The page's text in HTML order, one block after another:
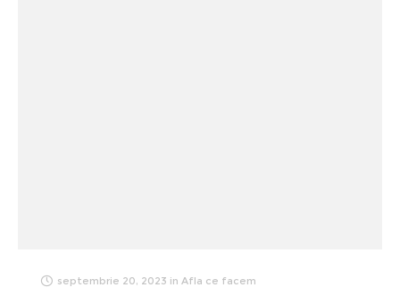
septembrie 20, 2023 in Afla ce facem